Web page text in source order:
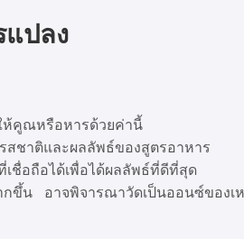
แปลง
ห้คูณหรือหารด้วยค่านี้
สชาติและผลลัพธ์ของสูตรอาหาร
เชื่อถือได้เพื่อได้ผลลัพธ์ที่ดีที่สุด
ขึ้น อาจพิจารณาวัดเป็นออนซ์ของเ